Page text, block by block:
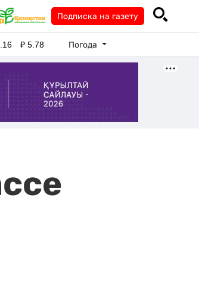
Подписка на газету
₽5.78 Погода